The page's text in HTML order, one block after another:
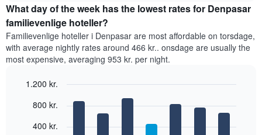
gennemsnitlige
pris
for
et
værelse
hver
Diagrammet
akse,
What day of the week has the lowest rates for Denpasar
familievenlige hoteller?
Familievenlige hoteller i Denpasar are most affordable on torsdage,
with average nightly rates around 466 kr.. onsdage are usually the
most expensive, averaging 953 kr. per night.
chart
graphic.
400 kr.
800 kr.
1.200 kr.